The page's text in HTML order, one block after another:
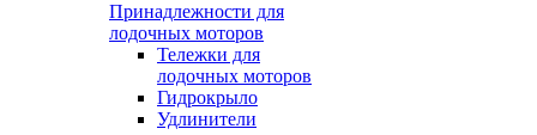
Принадлежности для
лодочных моторов
Тележки для
лодочных моторов
Гидрокрыло
Удлинители